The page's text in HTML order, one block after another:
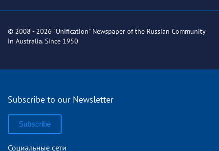
© 2008 - 2026 "Unification" Newspaper of the Russian Community
in Australia. Since 1950
Subscribe to our Newsletter
Subscribe
Социальные сети